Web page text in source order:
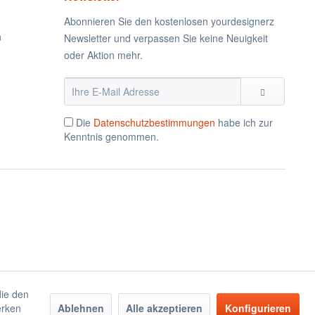
Abonnieren Sie den kostenlosen yourdesignerz
Newsletter und verpassen Sie keine Neuigkeit
oder Aktion mehr.
Die Datenschutzbestimmungen habe ich zur
Kenntnis genommen.
den
Ablehnen Alle akzeptieren Konfigurieren